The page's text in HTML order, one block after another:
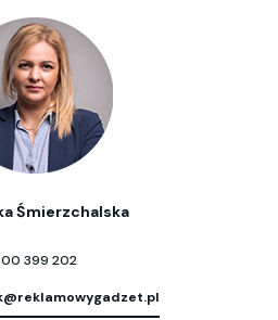
Śmierzchalska
399 202